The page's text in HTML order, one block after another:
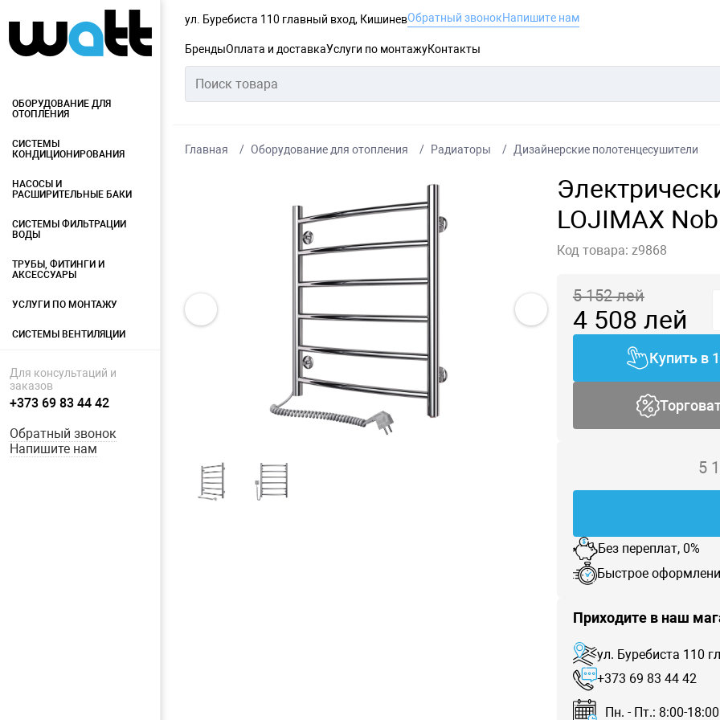
ул. Буребиста 110 главный вход, КишиневОбратный звонокНапишите нам
БрендыОплата и доставкаУслуги по монтажуКонтакты
ОБОРУДОВАНИЕ ДЛЯ
ОТОПЛЕНИЯ
СИСТЕМЫ
КОНДИЦИОНИРОВАНИЯ
НАСОСЫ И
РАСШИРИТЕЛЬНЫЕ БАКИ
СИСТЕМЫ ФИЛЬТРАЦИИ
ВОДЫ
ТРУБЫ, ФИТИНГИ И
АКСЕССУАРЫ
УСЛУГИ ПО МОНТАЖУ
СИСТЕМЫ ВЕНТИЛЯЦИИ
Для консультаций и
заказов
+373 69 83 44 42
Обратный звонок
Напишите нам
Главная Оборудование для отопления Радиаторы Дизайнерские полотенцесушители
LOJIMAX
Код товара: z9868
5 152лей
4 508 лей
Купить в
5
Без переплат, 0%
Быстрое
Приходите в наш
ул. Буребиста 110
+373 69 83 44 42
Пн. - Пт.: 8:00-18:00